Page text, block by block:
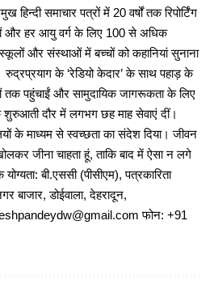
समाचार पत्रों में 20 वर्षों तक रिपोर्टिंग
और हर आयु वर्ग के लिए 100 से अधिक
और संस्थाओं में बच्चों को कहानियां सुनाना
के ‘रेडियो केदार’ के साथ पहाड़ के
तक पहुंचाईं और सामुदायिक जागरूकता के लिए
दौर में लगभग छह माह सेवाएं दीं।
के माध्यम से स्वच्छता का संदेश दिया। जीवन
जीना चाहता हूं, ताकि बाद में ऐसा न लगे
बी.एससी (पीसीएम), पत्रकारिता
बाजार, डोईवाला, देहरादून,
फोन: +91